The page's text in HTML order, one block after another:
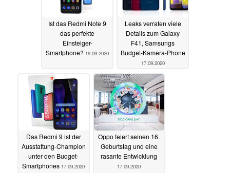
Ist das Redmi Note 9
das perfekte
Einsteiger-
Smartphone? 19.09.2020
Leaks verraten viele
Details zum Galaxy
F41, Samsungs
Budget-Kamera-Phone
17.09.2020
Das Redmi 9 ist der
Ausstattung-Champion
unter den Budget-
Smartphones 17.09.2020
Oppo feiert seinen 16.
Geburtstag und eine
rasante Entwicklung
17.09.2020